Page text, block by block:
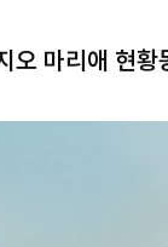
오 마리애 현황